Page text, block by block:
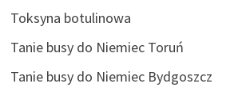
Toksyna botulinowa
Tanie busy do Niemiec Toruń
Tanie busy do Niemiec Bydgoszcz